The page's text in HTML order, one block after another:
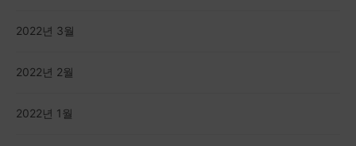
2022년 3월
2022년 2월
2022년 1월